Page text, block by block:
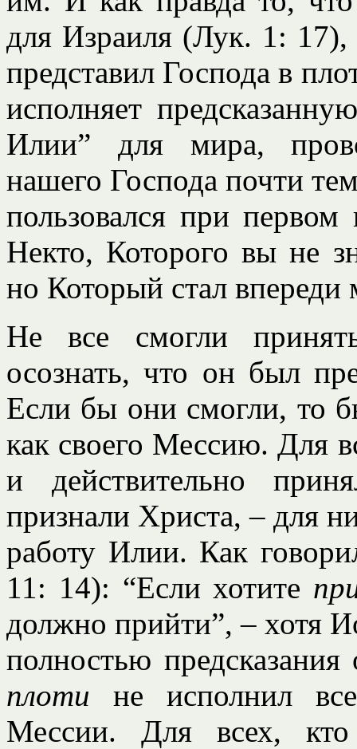
для Израиля (Лук. 1: 17),
представил Господа в
исполняет
Илии” для мира,
нашего Господа почти
пользовался при
Некто, Которого вы не
но Который стал
Не все смогли
осознать, что он был
Если бы они смогли, то
как своего Мессию. Для
и действительно
признали Христа, – для
работу Илии. Как
11: 14): “Если хотите
должно прийти”, – хотя
полностью
плоти не исполнил
Мессии. Для всех,